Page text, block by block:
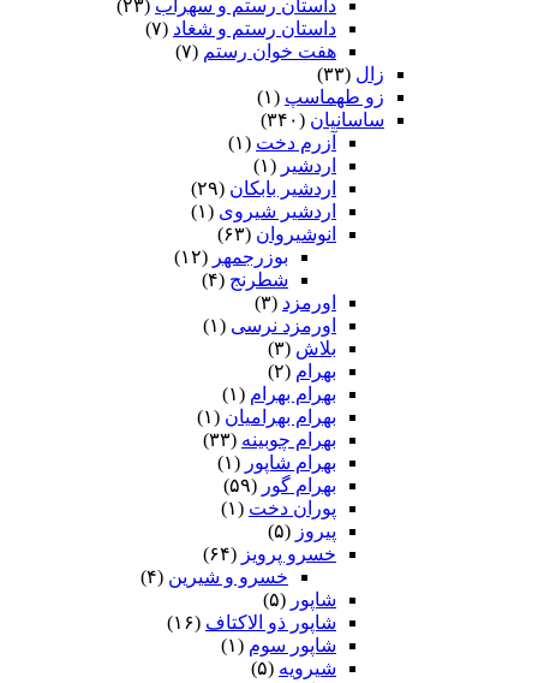
داستان رستم و سهراب (۲۳)
داستان رستم و شغاد (۷)
هفت خوان رستم‏ (۷)
زال (۳۳)
زو طهماسپ‏ (۱)
ساسانیان (۳۴۰)
آزرم دخت (۱)
اردشیر (۱)
اردشیر بابکان (۲۹)
اردشیر شیروی (۱)
انوشیروان (۶۳)
بوزرجمهر (۱۲)
شطرنج (۴)
اورمزد (۳)
اورمزد نرسى‏ (۱)
بلاش (۳)
بهرام (۲)
بهرام بهرام (۱)
بهرام بهرامیان‏ (۱)
بهرام چوبینه (۳۳)
بهرام شاپور (۱)
بهرام گور (۵۹)
پوران دخت (۱)
پیروز (۵)
خسرو پرویز (۶۴)
خسرو و شیرین (۴)
شاپور (۵)
شاپور ذو الاکتاف (۱۶)
شاپور سوم‏ (۱)
شیرویه (۵)